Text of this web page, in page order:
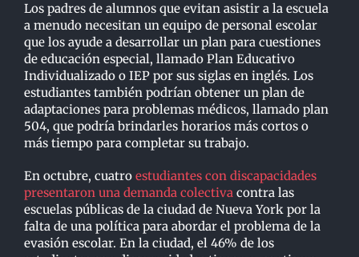
Los padres de alumnos que evitan asistir a la escuela
a menudo necesitan un equipo de personal escolar
que los ayude a desarrollar un plan para cuestiones
de educación especial, llamado Plan Educativo
Individualizado o IEP por sus siglas en inglés. Los
estudiantes también podrían obtener un plan de
adaptaciones para problemas médicos, llamado plan
504, que podría brindarles horarios más cortos o
más tiempo para completar su trabajo.
En octubre, cuatro estudiantes con discapacidades
presentaron una demanda colectiva contra las
escuelas públicas de la ciudad de Nueva York por la
falta de una política para abordar el problema de la
evasión escolar. En la ciudad, el 46% de los